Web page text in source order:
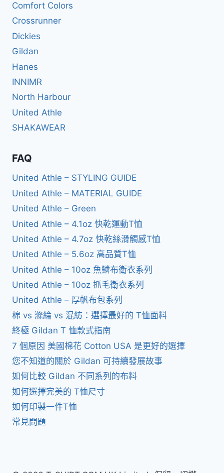
Comfort Colors
Crossrunner
Dickies
Gildan
Hanes
INNIMR
North Harbour
United Athle
SHAKAWEAR
FAQ
United Athle – STYLING GUIDE
United Athle – MATERIAL GUIDE
United Athle – Green
United Athle – 4.1oz 快乾運動T恤
United Athle – 4.7oz 快乾絲滑觸感T恤
United Athle – 5.6oz 高品質T恤
United Athle – 10oz 魚鱗布衛衣系列
United Athle – 10oz 抓毛衛衣系列
United Athle – 厚帆布包系列
棉 vs 滌綸 vs 混紡：選擇最好的 T恤面料
終極 Gildan T 恤款式指南
7 個原因 美國棉花 Cotton USA 是更好的選擇
您不知道的關於 Gildan 可持續發展故事
如何比較 Gildan 不同系列的布料
如何選擇完美的 T恤尺寸
如何印製一件T恤
常見問題